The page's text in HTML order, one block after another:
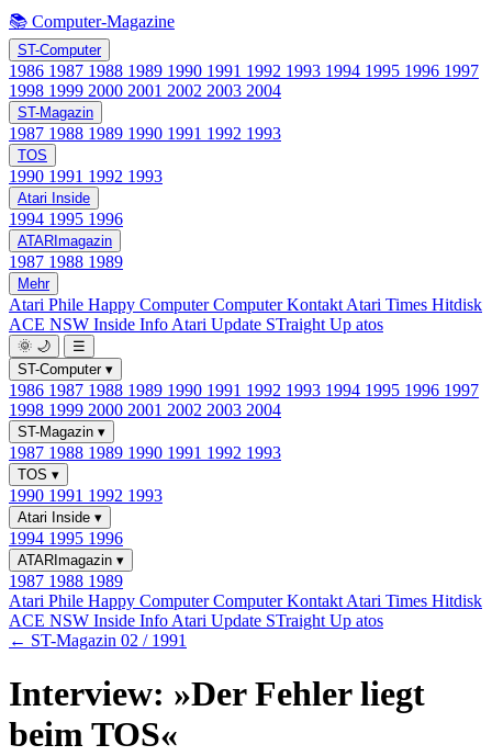
📚 Computer-Magazine
ST-Computer
1986 1987 1988 1989 1990 1991 1992 1993 1994 1995 1996 1997
1998 1999 2000 2001 2002 2003 2004
ST-Magazin
1987 1988 1989 1990 1991 1992 1993
TOS
1990 1991 1992 1993
Atari Inside
1994 1995 1996
ATARImagazin
1987 1988 1989
Mehr
Atari Phile Happy ComputerComputer Kontakt Atari Times Hitdisk
ACE NSW Inside Info Atari Update STraight Up atos
🌞 🌙
☰
ST-Computer ▾
1986 1987 1988 1989 1990 1991 1992 1993 1994 1995 1996 1997
1998 1999 2000 2001 2002 2003 2004
ST-Magazin ▾
1987 1988 1989 1990 1991 1992 1993
TOS ▾
1990 1991 1992 1993
Atari Inside ▾
1994 1995 1996
ATARImagazin ▾
1987 1988 1989
Atari Phile Happy ComputerComputer Kontakt Atari Times Hitdisk
ACE NSW Inside Info Atari Update STraight Up atos
← ST-Magazin 02 / 1991
Interview: »Der Fehler liegt
beim TOS«